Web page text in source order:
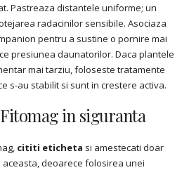
Pastreaza distantele uniforme; un
radacinilor sensibile. Asociaza
pentru a sustine o pornire mai
presiunea daunatorilor. Daca plantele
mai tarziu, foloseste tratamente
s-au stabilit si sunt in crestere activa.
in siguranta
cititi eticheta si amestecati doar
deoarece folosirea unei